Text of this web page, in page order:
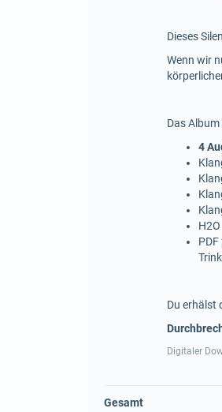
Dieses
Wenn wir
Das
4
Du erhälst
Digitaler
Gesamt